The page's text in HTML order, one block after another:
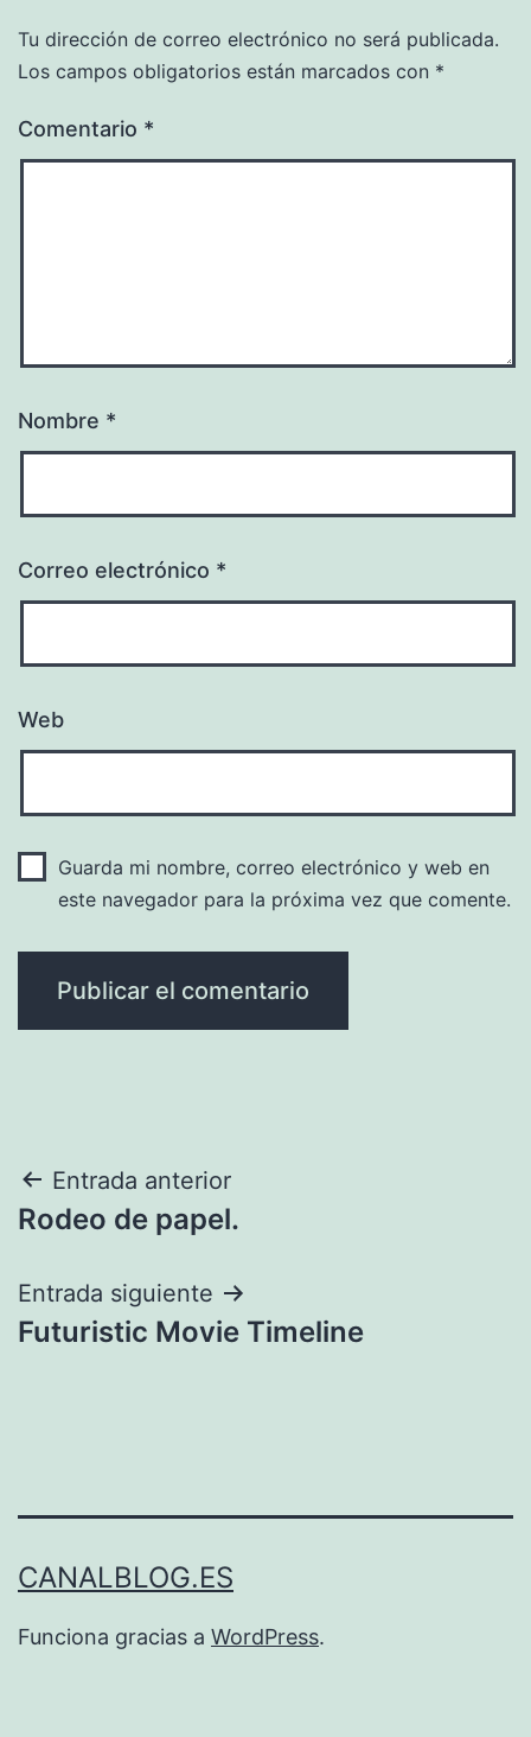
Tu dirección de correo electrónico no será publicada.
Los campos obligatorios están marcados con *
Comentario *
Nombre *
Correo electrónico *
Web
Guarda mi nombre, correo electrónico y web en
este navegador para la próxima vez que comente.
Navegación
de
entradas
Entrada anterior
Rodeo de papel.
Entrada siguiente
Futuristic Movie Timeline
CANALBLOG.ES
Funciona gracias a WordPress.